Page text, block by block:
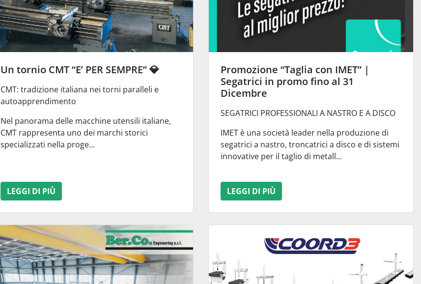
Un tornio CMT “E’ PER SEMPRE” 💎
CMT: tradizione italiana nei torni paralleli e
autoapprendimento
Nel panorama delle macchine utensili italiane,
CMT rappresenta uno dei marchi storici
specializzati nella proge...
LEGGI DI PIÙ
Promozione “Taglia con IMET” |
Segatrici in promo fino al 31
Dicembre
SEGATRICI PROFESSIONALI A NASTRO E A DISCO
IMET è una società leader nella produzione di
segatrici a nastro, troncatrici a disco e di sistemi
innovative per il taglio di metall...
LEGGI DI PIÙ